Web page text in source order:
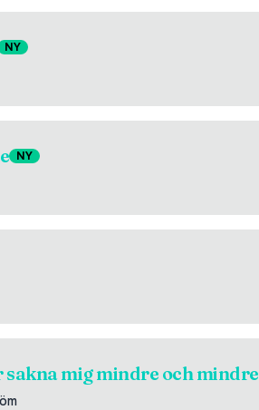
NY
NY
sakna mig mindre och mindre